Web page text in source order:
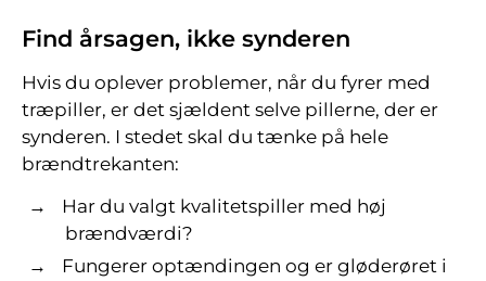
Find årsagen, ikke synderen
Hvis du oplever problemer, når du fyrer med
træpiller, er det sjældent selve pillerne, der er
synderen. I stedet skal du tænke på hele
brændtrekanten:
Har du valgt kvalitetspiller med høj
brændværdi?
Fungerer optændingen og er gløderøret i